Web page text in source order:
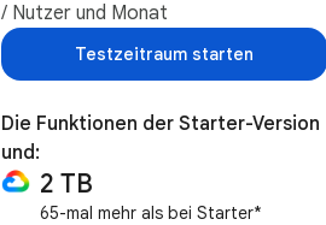
/ Nutzer und Monat
Testzeitraum starten
Die Funktionen der Starter-Version
und:
2 TB
65-mal mehr als bei Starter*